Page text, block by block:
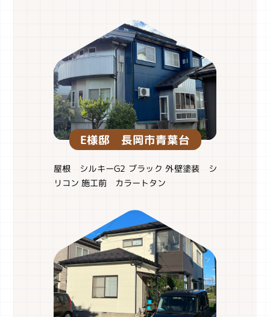
E様邸 長岡市青葉台
屋根 シルキーG2 ブラック 外壁塗装 シ
リコン 施工前 カラートタン